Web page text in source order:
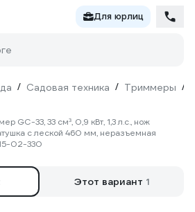
Для юрлиц
/ Садовая техника / Триммеры /
GC-33, 33 см³, 0,9 кВт, 1,3 л.с., нож
с леской 460 мм, неразъемная
02-330
Этот вариант 1